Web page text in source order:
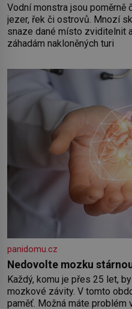
Vodní monstra jsou poměrně
jezer, řek či ostrovů. Mnozí
snaze dané místo zviditelnit
záhadám nakloněných turi
panidomu.cz
Nedovolte mozku
Každý, komu je přes 25 let,
mozkové závity. V tomto
paměť. Možná máte problém